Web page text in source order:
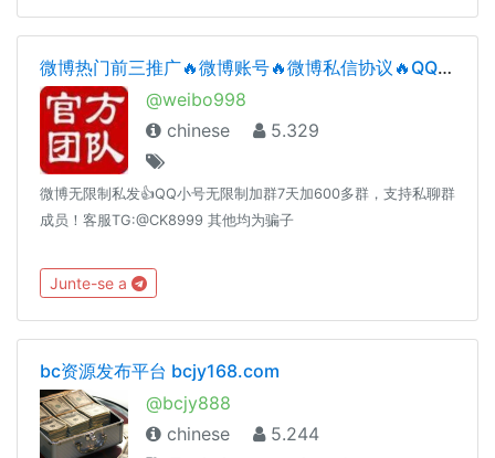
微博热门前三推广🔥微博账号🔥微博私信协议🔥QQ无限制加群协议🔥
@weibo998
chinese
5.329
微博无限制私发👍QQ小号无限制加群7天加600多群，支持私聊群
成员！客服TG:@CK8999 其他均为骗子
Junte-se a
bc资源发布平台 bcjy168.com
@bcjy888
chinese
5.244